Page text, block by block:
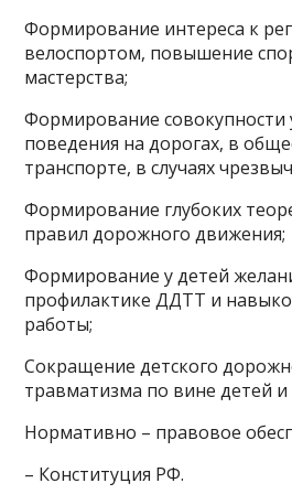
Формирование интереса к
велоспортом, повышение
мастерства;
Формирование совокупности
поведения на дорогах, в
транспорте, в случаях
Формирование глубоких
правил дорожного движения;
Формирование у детей
профилактике ДДТТ и
работы;
Сокращение детского
травматизма по вине детей и
Нормативно – правовое
– Конституция РФ.